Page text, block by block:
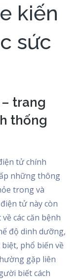
kiến
sức
trang
thống
tử chính
những thông
trong và
tử này còn
các căn bệnh
độ dinh dưỡng,
phổ biến về
gặp liên
biết cách